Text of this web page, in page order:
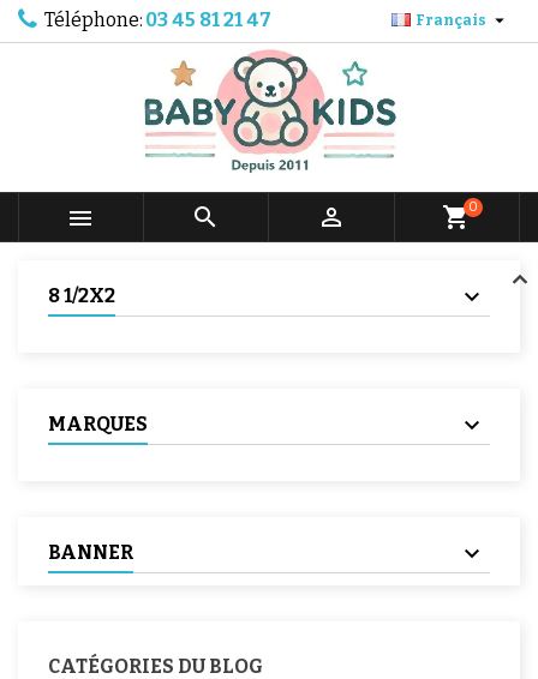
Téléphone: 03 45 81 21 47 Français 
   shopping_cart0
8 1/2X2
MARQUES
BANNER
CATÉGORIES DU BLOG